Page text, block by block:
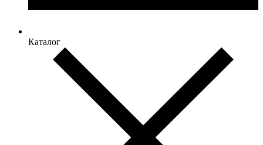
Каталог